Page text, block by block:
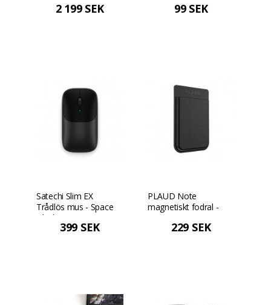
2 199 SEK 99 SEK
Satechi Slim EX
Trådlös mus - Space
Black
399 SEK
PLAUD Note
magnetiskt fodral -
229 SEK